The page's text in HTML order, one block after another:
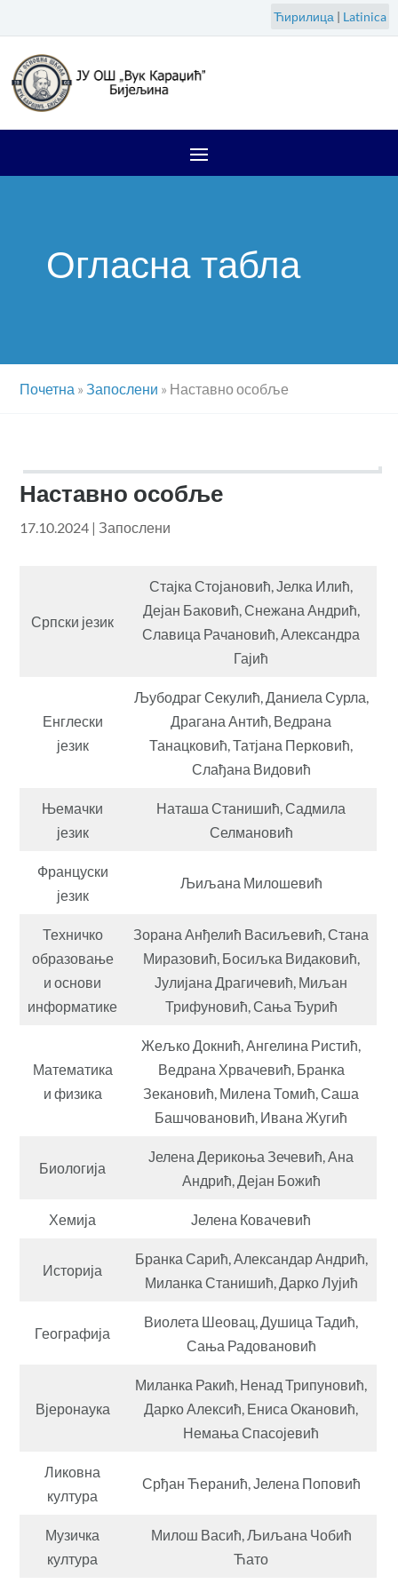
Ћирилица | Latinica
Огласна табла
Почетна » Запослени » Наставно особље
Наставно особље
17.10.2024 | Запослени
Српски језик
Стајка Стојановић, Јелка Илић,
Дејан Баковић, Снежана Андрић,
Славица Рачановић, Александра
Гајић
Енглески
језик
Љубодраг Секулић, Даниела Сурла,
Драгана Антић, Ведрана
Танацковић, Татјана Перковић,
Слађана Видовић
Њемачки
језик
Наташа Станишић, Садмила
Селмановић
Француски
језик
Љиљана Милошевић
Техничко
образовање
и основи
информатике
Зорана Анђелић Васиљевић, Стана
Миразовић, Босиљка Видаковић,
Јулијана Драгичевић, Миљан
Трифуновић, Сања Ђурић
Математика
и физика
Жељко Докнић, Ангелина Ристић,
Ведрана Хрвачевић, Бранка
Зекановић, Милена Томић, Саша
Башчовановић, Ивана Жугић
Биологија
Јелена Дерикоња Зечевић, Ана
Андрић, Дејан Божић
Хемија Јелена Ковачевић
Историја
Бранка Сарић, Александар Андрић,
Миланка Станишић, Дарко Лујић
Географија
Виолета Шеовац, Душица Тадић,
Сања Радовановић
Вјеронаука
Миланка Ракић, Ненад Трипуновић,
Дарко Алексић, Ениса Окановић,
Немања Спасојевић
Ликовна
култура
Срђан Ћеранић, Јелена Поповић
Музичка
култура
Милош Васић, Љиљана Чобић
Ћато